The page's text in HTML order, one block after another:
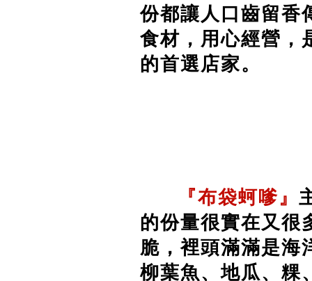
份都讓人口齒留香
食材，用心經營，
的首選店家。
『布袋蚵嗲』
的份量很實在又很
脆，裡頭滿滿是海
柳葉魚、地瓜、粿